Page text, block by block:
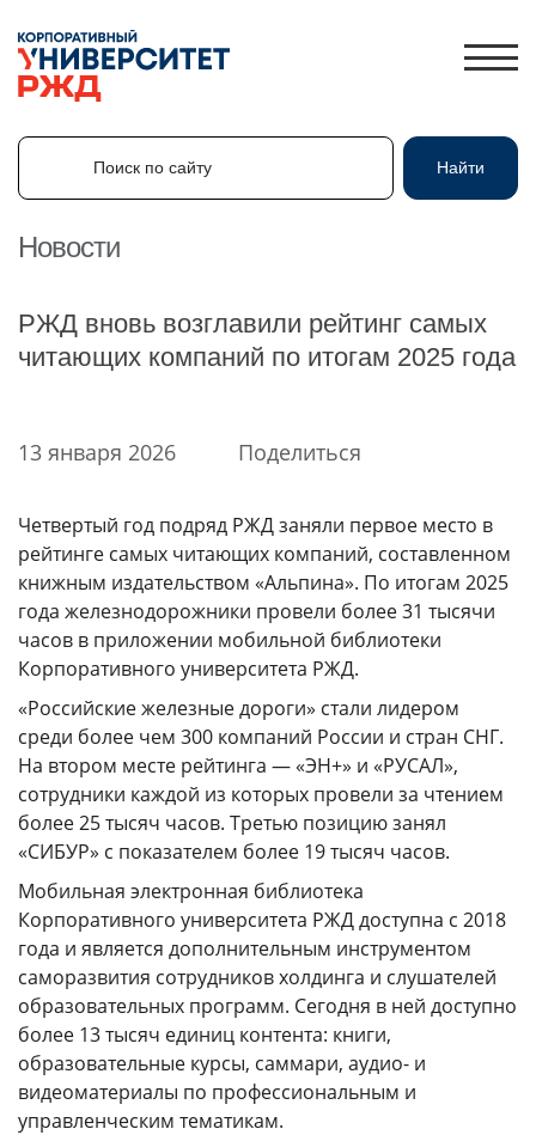
ОБ УНИВЕРСИТЕТЕ
ГОДОВЫЕ ОТЧЕТЫ
История
Команда
Награды
УНИВЕРмаг
Сведения об образовательной организации
Годовые отчеты
Стоимость образовательных услуг
III Форум лидеров корпоративного обучения
России
Каталог программ
Сообщество внутренних тренеров
Контакты
КАМПУСЫ
Поиск по сайту Найти
Новости
РЖД вновь возглавили рейтинг самых
читающих компаний по итогам 2025 года
13 января 2026 Поделиться
Четвертый год подряд РЖД заняли первое место в
рейтинге самых читающих компаний, составленном
книжным издательством «Альпина». По итогам 2025
года железнодорожники провели более 31 тысячи
часов в приложении мобильной библиотеки
Корпоративного университета РЖД.
«Российские железные дороги» стали лидером
среди более чем 300 компаний России и стран СНГ.
На втором месте рейтинга — «ЭН+» и «РУСАЛ»,
сотрудники каждой из которых провели за чтением
более 25 тысяч часов. Третью позицию занял
«СИБУР» с показателем более 19 тысяч часов.
Мобильная электронная библиотека
Корпоративного университета РЖД доступна с 2018
года и является дополнительным инструментом
саморазвития сотрудников холдинга и слушателей
образовательных программ. Сегодня в ней доступно
более 13 тысяч единиц контента: книги,
образовательные курсы, саммари, аудио- и
видеоматериалы по профессиональным и
управленческим тематикам.